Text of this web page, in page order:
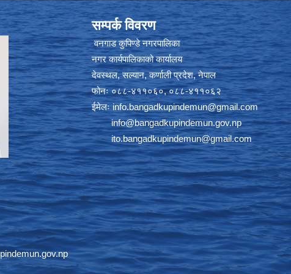
सम्पर्क विवरण
वनगाड कुपिण्डे नगरपालिका
नगर कार्यपालिकाको कार्यालय
देवस्थल, सल्यान, कर्णाली प्रदेश, नेपाल
फोनः ०८८-४११०६०, ०८८-४११०६२
ईमेलःinfo.bangadkupindemun@gmail.com
info@bangadkupindemun.gov.np
ito.bangadkupindemun@gmail.com